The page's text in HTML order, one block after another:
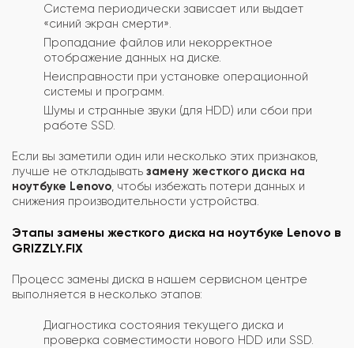
Система периодически зависает или выдает
«синий экран смерти».
Пропадание файлов или некорректное
отображение данных на диске.
Неисправности при установке операционной
системы и программ.
Шумы и странные звуки (для HDD) или сбои при
работе SSD.
Если вы заметили один или несколько этих признаков,
лучше не откладывать замену жесткого диска на
ноутбуке Lenovo , чтобы избежать потери данных и
снижения производительности устройства.
Этапы замены жесткого диска на ноутбуке Lenovo в
GRIZZLY.FIX
Процесс замены диска в нашем сервисном центре
выполняется в несколько этапов:
Диагностика состояния текущего диска и
проверка совместимости нового HDD или SSD.